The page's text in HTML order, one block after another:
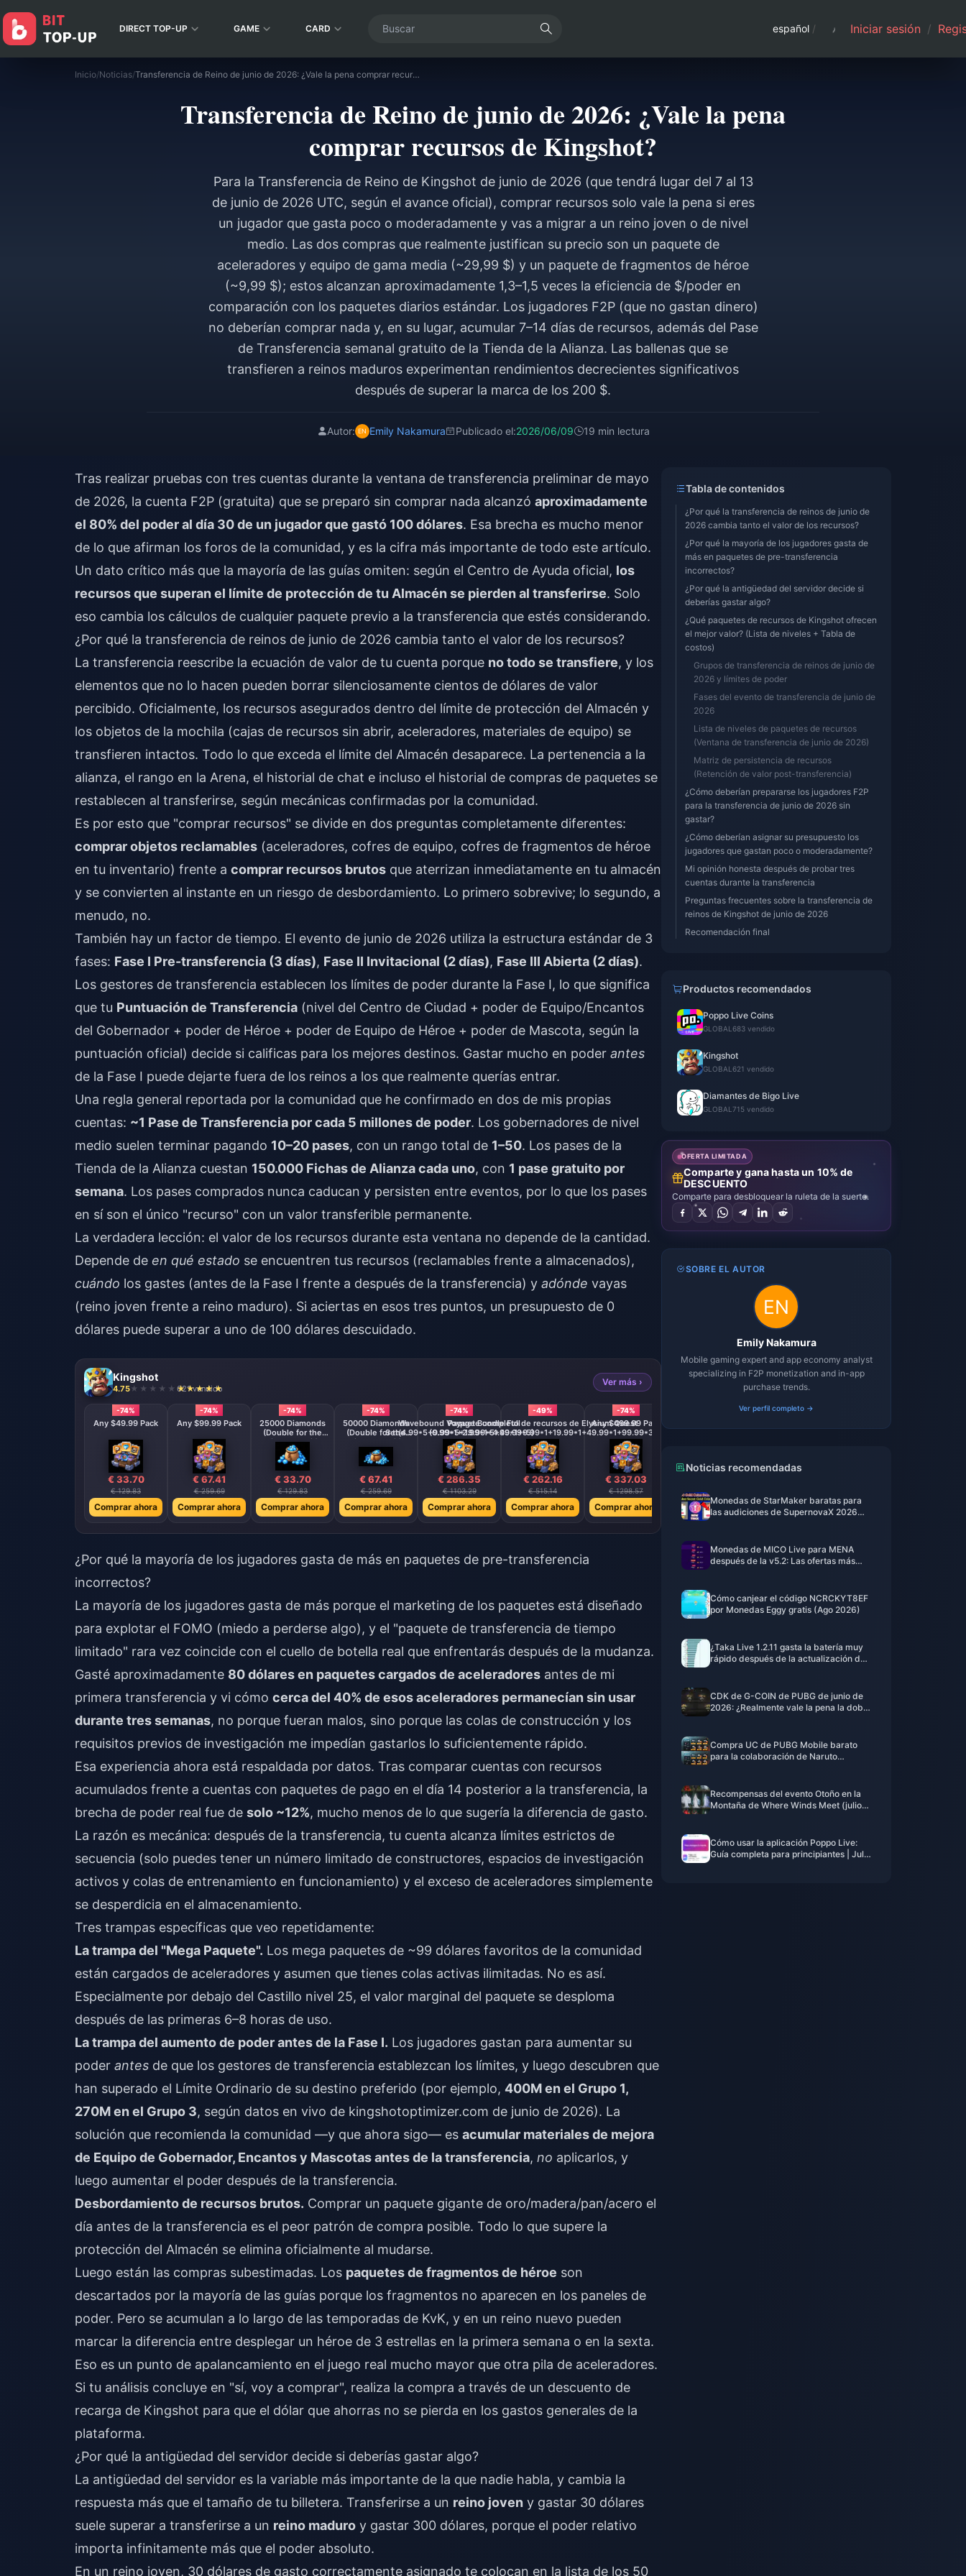
DIRECT TOP-UP GAME CARD español / Iniciar sesión /
Inicio/Noticias/ Transferencia de Reino de junio de 2026: ¿Vale la pena comprar recursos de Kingshot?
Transferencia de Reino de junio de 2026: ¿Vale la pena
comprar recursos de Kingshot?
Para la Transferencia de Reino de Kingshot de junio de 2026 (que tendrá lugar del 7 al 13
de junio de 2026 UTC, según el avance oficial), comprar recursos solo vale la pena si eres
un jugador que gasta poco o moderadamente y vas a migrar a un reino joven o de nivel
medio. Las dos compras que realmente justifican su precio son un paquete de
aceleradores y equipo de gama media (~29,99 $) y un paquete de fragmentos de héroe
(~9,99 $); estos alcanzan aproximadamente 1,3–1,5 veces la eficiencia de $/poder en
comparación con los paquetes diarios estándar. Los jugadores F2P (que no gastan dinero)
no deberían comprar nada y, en su lugar, acumular 7–14 días de recursos, además del Pase
de Transferencia semanal gratuito de la Tienda de la Alianza. Las ballenas que se
transfieren a reinos maduros experimentan rendimientos decrecientes significativos
después de superar la marca de los 200 $.
Autor: Emily Nakamura Publicado el:2026/06/09 19 min lectura
Tras realizar pruebas con tres cuentas durante la ventana de transferencia preliminar de mayo
de 2026, la cuenta F2P (gratuita) que se preparó sin comprar nada alcanzó aproximadamente
el 80% del poder al día 30 de un jugador que gastó 100 dólares. Esa brecha es mucho menor
de lo que afirman los foros de la comunidad, y es la cifra más importante de todo este artículo.
Un dato crítico más que la mayoría de las guías omiten: según el Centro de Ayuda oficial, los
recursos que superan el límite de protección de tu Almacén se pierden al transferirse. Solo
eso cambia los cálculos de cualquier paquete previo a la transferencia que estés considerando.
¿Por qué la transferencia de reinos de junio de 2026 cambia tanto el valor de los recursos?
La transferencia reescribe la ecuación de valor de tu cuenta porque no todo se transfiere, y los
elementos que no lo hacen pueden borrar silenciosamente cientos de dólares de valor
percibido. Oficialmente, los recursos asegurados dentro del límite de protección del Almacén y
los objetos de la mochila (cajas de recursos sin abrir, aceleradores, materiales de equipo) se
transfieren intactos. Todo lo que exceda el límite del Almacén desaparece. La pertenencia a la
alianza, el rango en la Arena, el historial de chat e incluso el historial de compras de paquetes se
restablecen al transferirse, según mecánicas confirmadas por la comunidad.
Es por esto que "comprar recursos" se divide en dos preguntas completamente diferentes:
comprar objetos reclamables (aceleradores, cofres de equipo, cofres de fragmentos de héroe
en tu inventario) frente a comprar recursos brutos que aterrizan inmediatamente en tu almacén
y se convierten al instante en un riesgo de desbordamiento. Lo primero sobrevive; lo segundo, a
menudo, no.
También hay un factor de tiempo. El evento de junio de 2026 utiliza la estructura estándar de 3
fases: Fase I Pre-transferencia (3 días), Fase II Invitacional (2 días), Fase III Abierta (2 días).
Los gestores de transferencia establecen los límites de poder durante la Fase I, lo que significa
que tu Puntuación de Transferencia (nivel del Centro de Ciudad + poder de Equipo/Encantos
del Gobernador + poder de Héroe + poder de Equipo de Héroe + poder de Mascota, según la
puntuación oficial) decide si calificas para los mejores destinos. Gastar mucho en poder antes
de la Fase I puede dejarte fuera de los reinos a los que realmente querías entrar.
Una regla general reportada por la comunidad que he confirmado en dos de mis propias
cuentas: ~1 Pase de Transferencia por cada 5 millones de poder. Los gobernadores de nivel
medio suelen terminar pagando 10–20 pases, con un rango total de 1–50. Los pases de la
Tienda de la Alianza cuestan 150.000 Fichas de Alianza cada uno, con 1 pase gratuito por
semana. Los pases comprados nunca caducan y persisten entre eventos, por lo que los pases
en sí son el único "recurso" con un valor transferible permanente.
La verdadera lección: el valor de los recursos durante esta ventana no depende de la cantidad.
Depende de en qué estado se encuentren tus recursos (reclamables frente a almacenados),
cuándo los gastes (antes de la Fase I frente a después de la transferencia) y adónde vayas
(reino joven frente a reino maduro). Si aciertas en esos tres puntos, un presupuesto de 0
dólares puede superar a uno de 100 dólares descuidado.
Kingshot
4.75 621 vendido
Ver más ›
-74%
Any $49.99 Pack
€ 33.70
€ 129.83
Comprar ahora
-74%
Any $99.99 Pack
€ 67.41
€ 259.69
Comprar ahora
-74%
25000 Diamonds
(Double for the
First Deposit)
€ 33.70
€ 129.83
Comprar ahora
-74%
50000 Diamonds
(Double for the
First Deposit)
€ 67.41
€ 259.69
Comprar ahora
-74%
Wavebound Voyage Bundle Full
Set(4.99*5+9.99*5+19.99*5+49.99*5)
€ 286.35
€ 1103.29
Comprar ahora
-49%
Paquete completo de recursos de Elysium Quest
(0.99*1+2.99*1+4.99*1+9.99*1+19.99*1+49.99*1+99.99*3)
€ 262.16
€ 515.14
Comprar ahora
-74%
Any $499.99 Pack
€ 337.03
€ 1298.57
Comprar ahora
€ 2597.16
Comprar ahora
-74%
Comprar ahora
Standard ALL-IN-ONE
Comprar ahora
¿Por qué la mayoría de los jugadores gasta de más en paquetes de pre-transferencia
incorrectos?
La mayoría de los jugadores gasta de más porque el marketing de los paquetes está diseñado
para explotar el FOMO (miedo a perderse algo), y el "paquete de transferencia de tiempo
limitado" rara vez coincide con el cuello de botella real que enfrentarás después de la mudanza.
Gasté aproximadamente 80 dólares en paquetes cargados de aceleradores antes de mi
primera transferencia y vi cómo cerca del 40% de esos aceleradores permanecían sin usar
durante tres semanas, no porque fueran malos, sino porque las colas de construcción y los
requisitos previos de investigación me impedían gastarlos lo suficientemente rápido.
Esa experiencia ahora está respaldada por datos. Tras comparar cuentas con recursos
acumulados frente a cuentas con paquetes de pago en el día 14 posterior a la transferencia, la
brecha de poder real fue de solo ~12%, mucho menos de lo que sugería la diferencia de gasto.
La razón es mecánica: después de la transferencia, tu cuenta alcanza límites estrictos de
secuencia (solo puedes tener un número limitado de constructores, espacios de investigación
activos y colas de entrenamiento en funcionamiento) y el exceso de aceleradores simplemente
se desperdicia en el almacenamiento.
Tres trampas específicas que veo repetidamente:
La trampa del "Mega Paquete". Los mega paquetes de ~99 dólares favoritos de la comunidad
están cargados de aceleradores y asumen que tienes colas activas ilimitadas. No es así.
Especialmente por debajo del Castillo nivel 25, el valor marginal del paquete se desploma
después de las primeras 6–8 horas de uso.
La trampa del aumento de poder antes de la Fase I. Los jugadores gastan para aumentar su
poder antes de que los gestores de transferencia establezcan los límites, y luego descubren que
han superado el Límite Ordinario de su destino preferido (por ejemplo, 400M en el Grupo 1,
270M en el Grupo 3, según datos en vivo de kingshotoptimizer.com de junio de 2026). La
solución que recomienda la comunidad —y que ahora sigo— es acumular materiales de mejora
de Equipo de Gobernador, Encantos y Mascotas antes de la transferencia, no aplicarlos, y
luego aumentar el poder después de la transferencia.
Desbordamiento de recursos brutos. Comprar un paquete gigante de oro/madera/pan/acero el
día antes de la transferencia es el peor patrón de compra posible. Todo lo que supere la
protección del Almacén se elimina oficialmente al mudarse.
Luego están las compras subestimadas. Los paquetes de fragmentos de héroe son
descartados por la mayoría de las guías porque los fragmentos no aparecen en los paneles de
poder. Pero se acumulan a lo largo de las temporadas de KvK, y en un reino nuevo pueden
marcar la diferencia entre desplegar un héroe de 3 estrellas en la primera semana o en la sexta.
Eso es un punto de apalancamiento en el juego real mucho mayor que otra pila de aceleradores.
Si tu análisis concluye en "sí, voy a comprar", realiza la compra a través de un descuento de
recarga de Kingshot para que el dólar que ahorras no se pierda en los gastos generales de la
plataforma.
¿Por qué la antigüedad del servidor decide si deberías gastar algo?
La antigüedad del servidor es la variable más importante de la que nadie habla, y cambia la
respuesta más que el tamaño de tu billetera. Transferirse a un reino joven y gastar 30 dólares
suele superar a transferirse a un reino maduro y gastar 300 dólares, porque el poder relativo
importa infinitamente más que el poder absoluto.
En un reino joven, 30 dólares de gasto correctamente asignado te colocan en la lista de los 50
Tabla de contenidos
¿Por qué la transferencia de reinos de junio de
2026 cambia tanto el valor de los recursos?
¿Por qué la mayoría de los jugadores gasta de
más en paquetes de pre-transferencia
incorrectos?
¿Por qué la antigüedad del servidor decide si
deberías gastar algo?
¿Qué paquetes de recursos de Kingshot ofrecen
el mejor valor? (Lista de niveles + Tabla de
costos)
Grupos de transferencia de reinos de junio de
2026 y límites de poder
Fases del evento de transferencia de junio de
2026
Lista de niveles de paquetes de recursos
(Ventana de transferencia de junio de 2026)
Matriz de persistencia de recursos
(Retención de valor post-transferencia)
¿Cómo deberían prepararse los jugadores F2P
para la transferencia de junio de 2026 sin
gastar?
¿Cómo deberían asignar su presupuesto los
jugadores que gastan poco o moderadamente?
Mi opinión honesta después de probar tres
cuentas durante la transferencia
Preguntas frecuentes sobre la transferencia de
reinos de Kingshot de junio de 2026
Recomendación final
Productos recomendados
Poppo Live Coins
GLOBAL 683 vendido
Kingshot
GLOBAL 621 vendido
Diamantes de Bigo Live
GLOBAL 715 vendido
OFERTA LIMITADA
Comparte y gana hasta un 10% de
DESCUENTO
Comparte para desbloquear la ruleta de la suerte.
SOBRE EL AUTOR
Emily Nakamura
Mobile gaming expert and app economy analyst
specializing in F2P monetization and in-app
purchase trends.
Ver perfil completo →
Noticias recomendadas
Monedas de StarMaker baratas para
las audiciones de SupernovaX 2026
Monedas de MICO Live para MENA
después de la v5.2: Las ofertas más
Cómo canjear el código NCRCKYT8EF
por Monedas Eggy gratis (Ago 2026)
¿Taka Live 1.2.11 gasta la batería muy
rápido después de la actualización de
CDK de G-COIN de PUBG de junio de
2026: ¿Realmente vale la pena la doble
Compra UC de PUBG Mobile barato
para la colaboración de Naruto
Recompensas del evento Otoño en la
Montaña de Where Winds Meet (julio
Cómo usar la aplicación Poppo Live:
Guía completa para principiantes | Julio